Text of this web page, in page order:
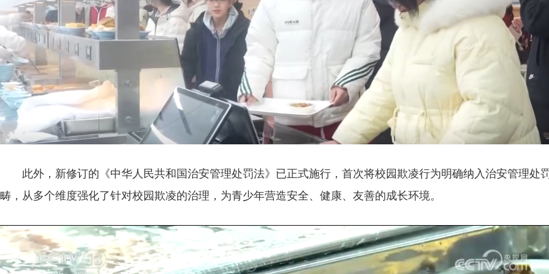
此外，新修订的《中华人民共和国治安管理处罚法》已正式施行，首次将校园欺凌行为明确纳入治安管理处
畴，从多个维度强化了针对校园欺凌的治理，为青少年营造安全、健康、友善的成长环境。